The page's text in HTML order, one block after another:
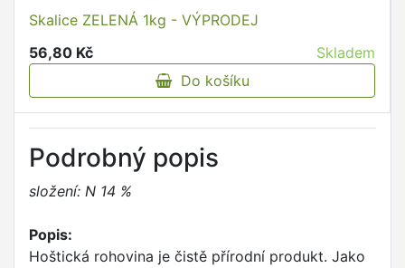
Skalice ZELENÁ 1kg - VÝPRODEJ
56,80 Kč
Skladem
Do košíku
Podrobný popis
složení: N 14 %
Popis:
Hoštická rohovina je čistě přírodní produkt. Jako